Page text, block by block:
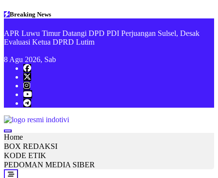
Skip
content
Breaking News
APR Luwu Timur Datangi DPD PDI Perjuangan Sulsel, Desak
Evaluasi Ketua DPRD Lutim
8 Agu 2026, Sab
indotivi.com
Kabar Fakta, Akurat, Terinvestigasi
Home
BOX REDAKSI
KODE ETIK
PEDOMAN MEDIA SIBER